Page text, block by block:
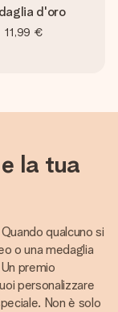
d'oro
11,99 €
la tua
qualcuno si
o una medaglia
premio
personalizzare
Non è solo